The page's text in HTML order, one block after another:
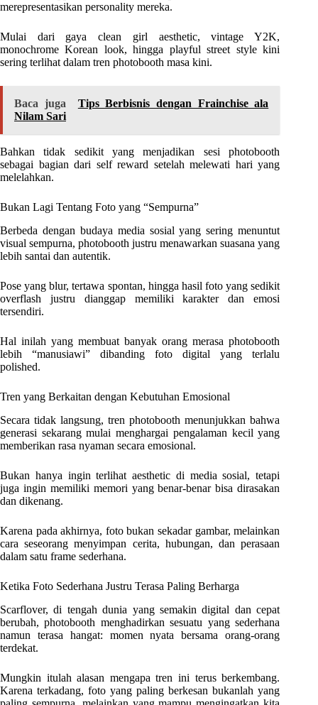
merepresentasikan personality mereka.
Mulai dari gaya clean girl aesthetic, vintage Y2K,
monochrome Korean look, hingga playful street style kini
sering terlihat dalam tren photobooth masa kini.
Baca juga
Tips Berbisnis dengan Frainchise ala
Nilam Sari
Bahkan tidak sedikit yang menjadikan sesi photobooth
sebagai bagian dari self reward setelah melewati hari yang
melelahkan.
Bukan Lagi Tentang Foto yang “Sempurna”
Berbeda dengan budaya media sosial yang sering menuntut
visual sempurna, photobooth justru menawarkan suasana yang
lebih santai dan autentik.
Pose yang blur, tertawa spontan, hingga hasil foto yang sedikit
overflash justru dianggap memiliki karakter dan emosi
tersendiri.
Hal inilah yang membuat banyak orang merasa photobooth
lebih “manusiawi” dibanding foto digital yang terlalu
polished.
Tren yang Berkaitan dengan Kebutuhan Emosional
Secara tidak langsung, tren photobooth menunjukkan bahwa
generasi sekarang mulai menghargai pengalaman kecil yang
memberikan rasa nyaman secara emosional.
Bukan hanya ingin terlihat aesthetic di media sosial, tetapi
juga ingin memiliki memori yang benar-benar bisa dirasakan
dan dikenang.
Karena pada akhirnya, foto bukan sekadar gambar, melainkan
cara seseorang menyimpan cerita, hubungan, dan perasaan
dalam satu frame sederhana.
Ketika Foto Sederhana Justru Terasa Paling Berharga
Scarflover, di tengah dunia yang semakin digital dan cepat
berubah, photobooth menghadirkan sesuatu yang sederhana
namun terasa hangat: momen nyata bersama orang-orang
terdekat.
Mungkin itulah alasan mengapa tren ini terus berkembang.
Karena terkadang, foto yang paling berkesan bukanlah yang